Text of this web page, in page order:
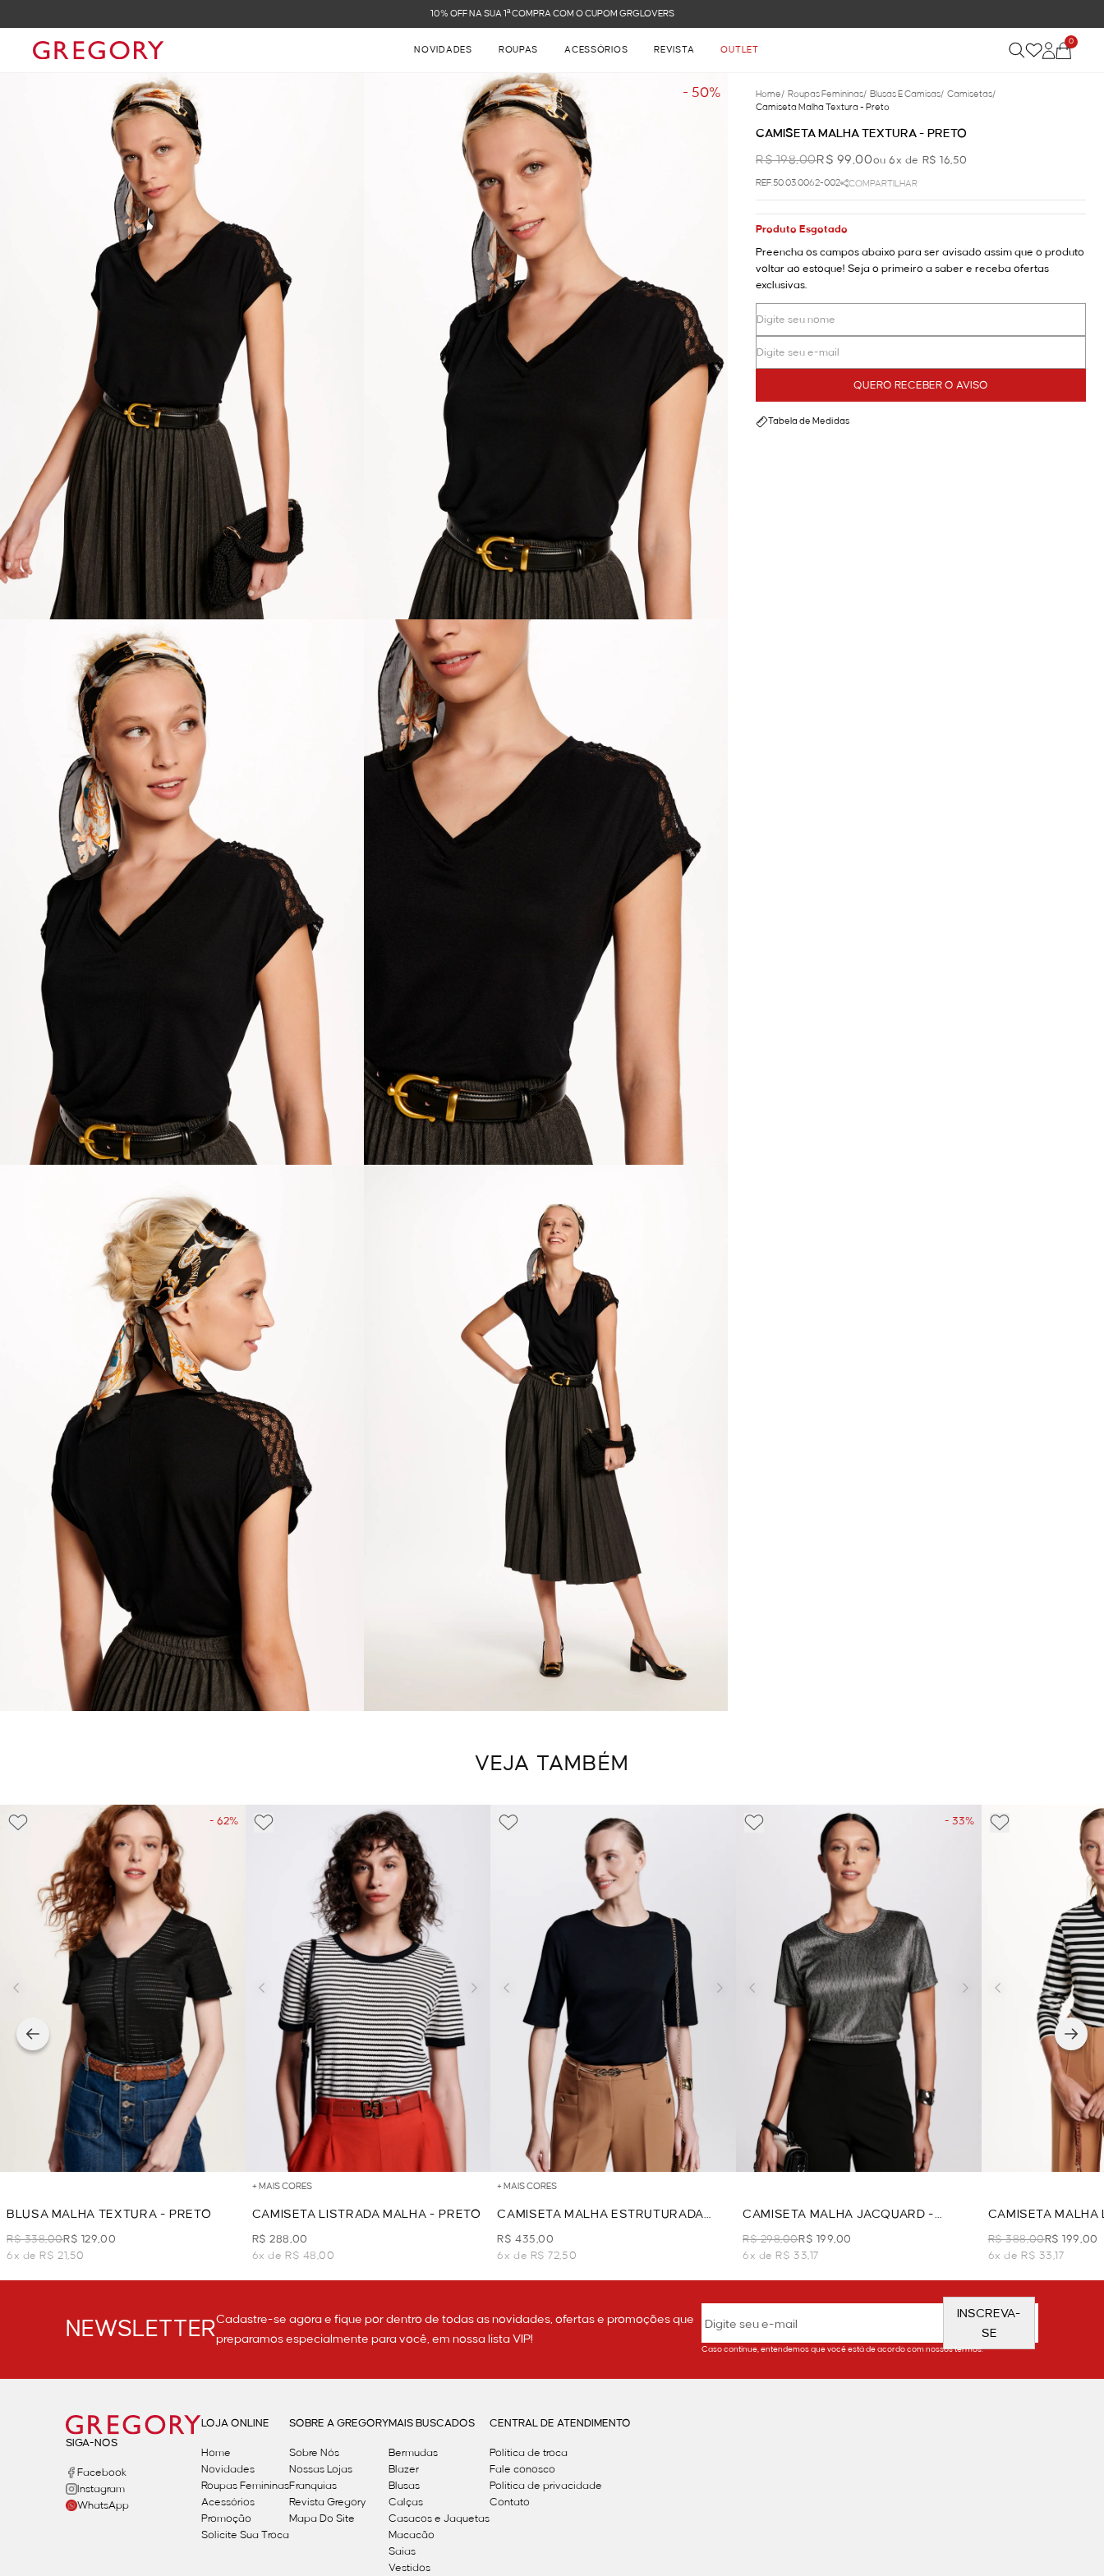
FRETE GRÁTIS NAS COMPRAS ACIMA DE R$ 899
NOVIDADES ROUPAS ACESSÓRIOS REVISTA OUTLET
0
- 50% Home/ Roupas Femininas/ Blusas E Camisas/ Camisetas/
Camiseta Malha Textura - Preto
CAMISETA MALHA TEXTURA - PRETO
R$ 198,00R$ 99,00ou 6x de R$ 16,50
REF.50.03.0062-002 COMPARTILHAR
Produto Esgotado
Preencha os campos abaixo para ser avisado assim que o produto
voltar ao estoque! Seja o primeiro a saber e receba ofertas
exclusivas.
QUERO RECEBER O AVISO
Tabela de Medidas
VEJA TAMBÉM
- 62%
BLUSA MALHA TEXTURA - PRETO
R$ 338,00R$ 129,00
6x de R$ 21,50
+ MAIS CORES
CAMISETA LISTRADA MALHA - PRETO
R$ 288,00
6x de R$ 48,00
+ MAIS CORES
CAMISETA MALHA ESTRUTURADA
COM OMBREIRA - PRETO
R$ 435,00
6x de R$ 72,50
- 33%
CAMISETA MALHA JACQUARD -
PRETO
R$ 298,00R$ 199,00
6x de R$ 33,17
CAMISETA MALHA
R$ 388,00R$ 199,00
6x de R$ 33,17
NEWSLETTERCadastre-se agora e fique por dentro de todas as novidades, ofertas e promoções que
preparamos especialmente para você, em nossa lista VIP!
INSCREVA-
SE
Caso continue, entendemos que você está de acordo com nossos termos.
SIGA-NOS
Facebook
Instagram
WhatsApp
LOJA ONLINE
Home
Novidades
Roupas Femininas
Acessórios
Promoção
Solicite Sua Troca
SOBRE A GREGORY
Sobre Nós
Nossas Lojas
Franquias
Revista Gregory
Mapa Do Site
MAIS BUSCADOS
Bermudas
Blazer
Blusas
Calças
Casacos e Jaquetas
Macacão
Saias
Vestidos
CENTRAL DE ATENDIMENTO
Política de troca
Fale conosco
Politica de privacidade
Contato